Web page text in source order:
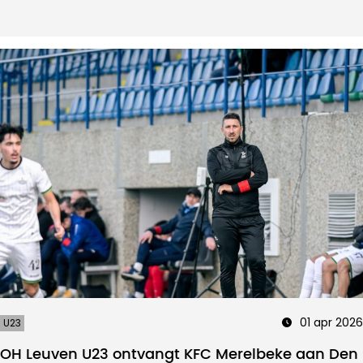
U23 01 apr 2026
OH Leuven U23 ontvangt KFC Merelbeke aan Den